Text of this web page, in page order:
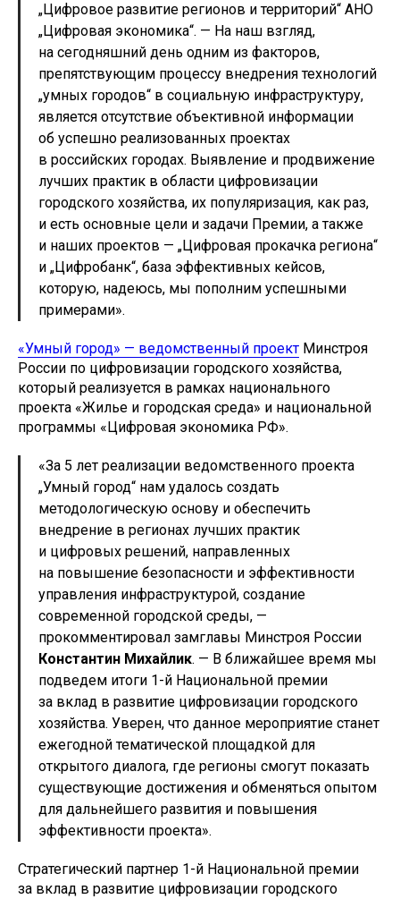
„Цифровое развитие регионов и территорий“ АНО
„Цифровая экономика“. — На наш взгляд,
на сегодняшний день одним из факторов,
препятствующим процессу внедрения технологий
„умных городов“ в социальную инфраструктуру,
является отсутствие объективной информации
об успешно реализованных проектах
в российских городах. Выявление и продвижение
лучших практик в области цифровизации
городского хозяйства, их популяризация, как раз,
и есть основные цели и задачи Премии, а также
и наших проектов — „Цифровая прокачка региона“
и „Цифробанк“, база эффективных кейсов,
которую, надеюсь, мы пополним успешными
примерами».
«Умный город» — ведомственный проект Минстроя
России по цифровизации городского хозяйства,
который реализуется в рамках национального
проекта «Жилье и городская среда» и национальной
программы «Цифровая экономика РФ».
«За 5 лет реализации ведомственного проекта
„Умный город“ нам удалось создать
методологическую основу и обеспечить
внедрение в регионах лучших практик
и цифровых решений, направленных
на повышение безопасности и эффективности
управления инфраструктурой, создание
современной городской среды, —
прокомментировал замглавы Минстроя России
Константин Михайлик. — В ближайшее время мы
подведем итоги 1-й Национальной премии
за вклад в развитие цифровизации городского
хозяйства. Уверен, что данное мероприятие станет
ежегодной тематической площадкой для
открытого диалога, где регионы смогут показать
существующие достижения и обменяться опытом
для дальнейшего развития и повышения
эффективности проекта».
Стратегический партнер 1-й Национальной премии
за вклад в развитие цифровизации городского